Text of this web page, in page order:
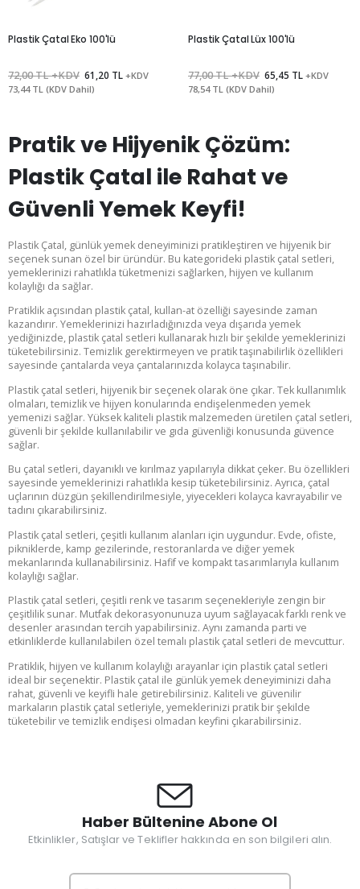
Plastik Çatal Eko 100'lü
72,00 TL +KDV 61,20 TL +KDV
73,44 TL (KDV Dahil)
Plastik Çatal Lüx 100'lü
77,00 TL +KDV 65,45 TL +KDV
78,54 TL (KDV Dahil)
Pratik ve Hijyenik Çözüm:
Plastik Çatal ile Rahat ve
Güvenli Yemek Keyfi!
Plastik Çatal, günlük yemek deneyiminizi pratikleştiren ve hijyenik bir
seçenek sunan özel bir üründür. Bu kategorideki plastik çatal setleri,
yemeklerinizi rahatlıkla tüketmenizi sağlarken, hijyen ve kullanım
kolaylığı da sağlar.
Pratiklik açısından plastik çatal, kullan-at özelliği sayesinde zaman
kazandırır. Yemeklerinizi hazırladığınızda veya dışarıda yemek
yediğinizde, plastik çatal setleri kullanarak hızlı bir şekilde yemeklerinizi
tüketebilirsiniz. Temizlik gerektirmeyen ve pratik taşınabilirlik özellikleri
sayesinde çantalarda veya çantalarınızda kolayca taşınabilir.
Plastik çatal setleri, hijyenik bir seçenek olarak öne çıkar. Tek kullanımlık
olmaları, temizlik ve hijyen konularında endişelenmeden yemek
yemenizi sağlar. Yüksek kaliteli plastik malzemeden üretilen çatal setleri,
güvenli bir şekilde kullanılabilir ve gıda güvenliği konusunda güvence
sağlar.
Bu çatal setleri, dayanıklı ve kırılmaz yapılarıyla dikkat çeker. Bu özellikleri
sayesinde yemeklerinizi rahatlıkla kesip tüketebilirsiniz. Ayrıca, çatal
uçlarının düzgün şekillendirilmesiyle, yiyecekleri kolayca kavrayabilir ve
tadını çıkarabilirsiniz.
Plastik çatal setleri, çeşitli kullanım alanları için uygundur. Evde, ofiste,
pikniklerde, kamp gezilerinde, restoranlarda ve diğer yemek
mekanlarında kullanabilirsiniz. Hafif ve kompakt tasarımlarıyla kullanım
kolaylığı sağlar.
Plastik çatal setleri, çeşitli renk ve tasarım seçenekleriyle zengin bir
çeşitlilik sunar. Mutfak dekorasyonunuza uyum sağlayacak farklı renk ve
desenler arasından tercih yapabilirsiniz. Aynı zamanda parti ve
etkinliklerde kullanılabilen özel temalı plastik çatal setleri de mevcuttur.
Pratiklik, hijyen ve kullanım kolaylığı arayanlar için plastik çatal setleri
ideal bir seçenektir. Plastik çatal ile günlük yemek deneyiminizi daha
rahat, güvenli ve keyifli hale getirebilirsiniz. Kaliteli ve güvenilir
markaların plastik çatal setleriyle, yemeklerinizi pratik bir şekilde
tüketebilir ve temizlik endişesi olmadan keyfini çıkarabilirsiniz.
Haber Bültenine Abone Ol
Etkinlikler, Satışlar ve Teklifler hakkında en son bilgileri alın.